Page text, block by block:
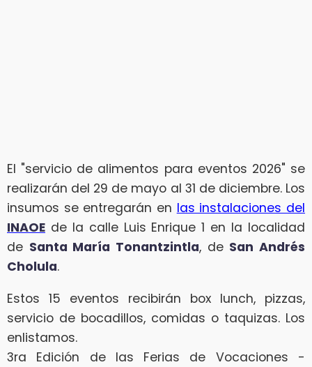
El "servicio de alimentos para eventos 2026" se
realizarán del 29 de mayo al 31 de diciembre. Los
insumos se entregarán en las instalaciones del
INAOE de la calle Luis Enrique 1 en la localidad
de Santa María Tonantzintla, de San Andrés
Cholula.
Estos 15 eventos recibirán box lunch, pizzas,
servicio de bocadillos, comidas o taquizas. Los
enlistamos.
3ra Edición de las Ferias de Vocaciones -